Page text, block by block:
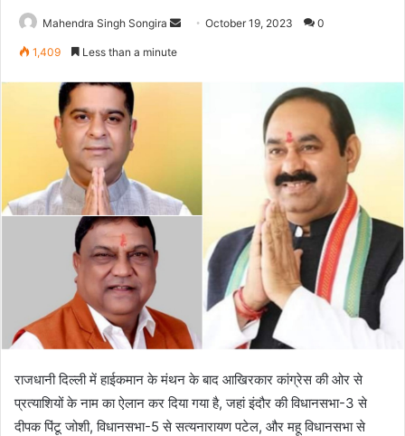
Mahendra Singh Songira
SendOctober 19, 2023 0
1,409 Less than a minute
राजधानी दिल्ली में हाईकमान के मंथन के बाद आखिरकार कांग्रेस की ओर से
प्रत्याशियों के नाम का ऐलान कर दिया गया है, जहां इंदौर की विधानसभा-3 से
दीपक पिंटू जोशी, विधानसभा-5 से सत्यनारायण पटेल, और महू विधानसभा से